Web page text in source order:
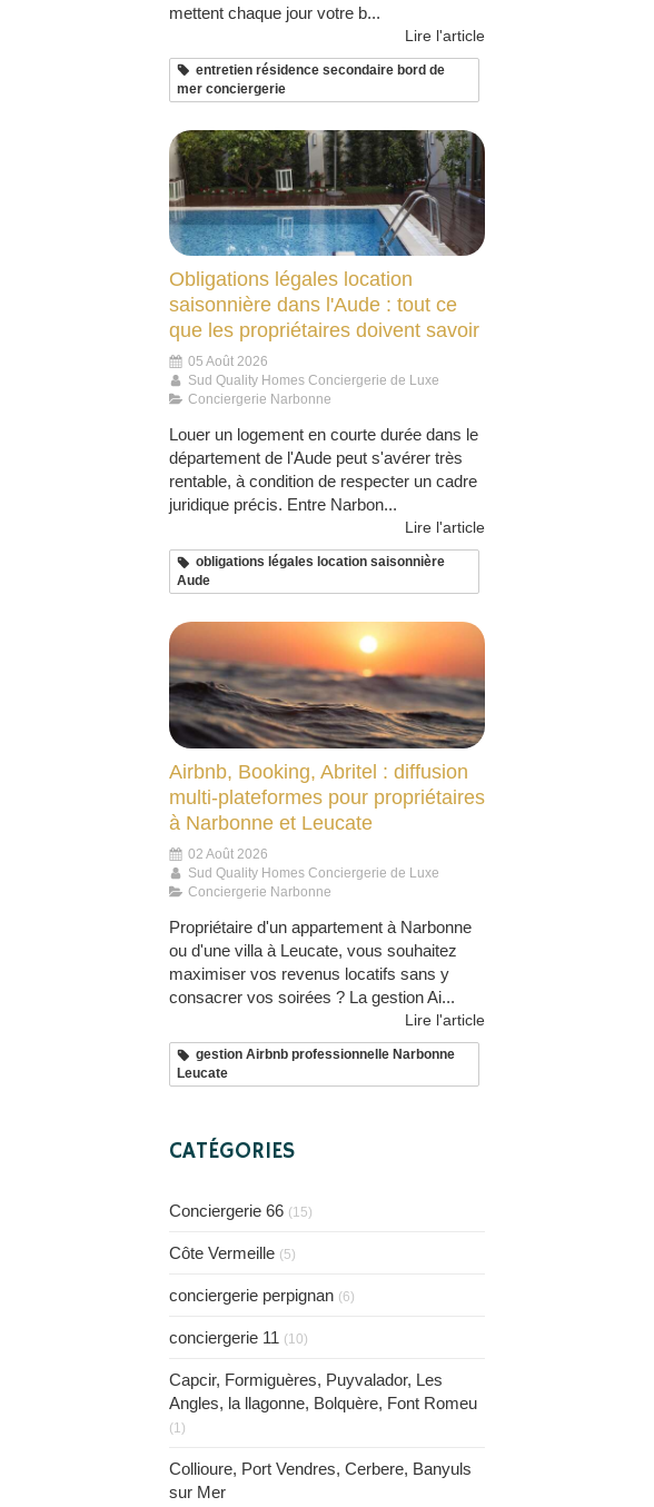
mettent chaque jour votre b...
Lire l'article
entretien résidence secondaire bord de
mer conciergerie
Obligations légales location
saisonnière dans l'Aude : tout ce
que les propriétaires doivent savoir
05 Août 2026
Sud Quality Homes Conciergerie de Luxe
Conciergerie Narbonne
Louer un logement en courte durée dans le
département de l'Aude peut s'avérer très
rentable, à condition de respecter un cadre
juridique précis. Entre Narbon...
Lire l'article
obligations légales location saisonnière
Aude
Airbnb, Booking, Abritel : diffusion
multi-plateformes pour propriétaires
à Narbonne et Leucate
02 Août 2026
Sud Quality Homes Conciergerie de Luxe
Conciergerie Narbonne
Propriétaire d'un appartement à Narbonne
ou d'une villa à Leucate, vous souhaitez
maximiser vos revenus locatifs sans y
consacrer vos soirées ? La gestion Ai...
Lire l'article
gestion Airbnb professionnelle Narbonne
Leucate
CATÉGORIES
Conciergerie 66 (15)
Côte Vermeille (5)
conciergerie perpignan (6)
conciergerie 11 (10)
Capcir, Formiguères, Puyvalador, Les
Angles, la llagonne, Bolquère, Font Romeu
(1)
Collioure, Port Vendres, Cerbere, Banyuls
sur Mer